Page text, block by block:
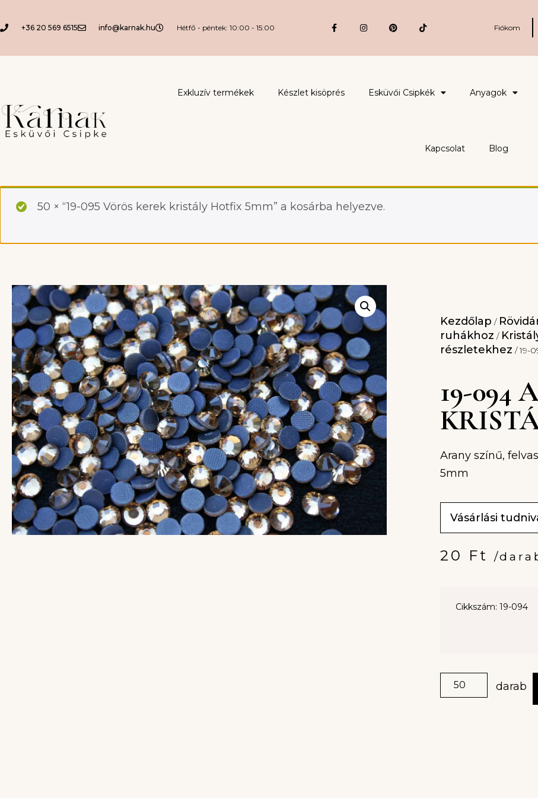
+36 20 569 6515 info@karnak.hu Hétfő - péntek: 10:00 - 15:00 Fiókom
Exkluzív termékek Készlet kisöprés Esküvői Csipkék Anyagok
Kapcsolat Blog
50 × “19-095 Vörös kerek kristály Hotfix 5mm” a kosárba helyezve.
Kezdőlap /
ruhákhoz /
részletekhez / 19-
19-094
Arany színű,
5mm
Vásárlási
20 Ft /
Cikkszám: 19-094
darab